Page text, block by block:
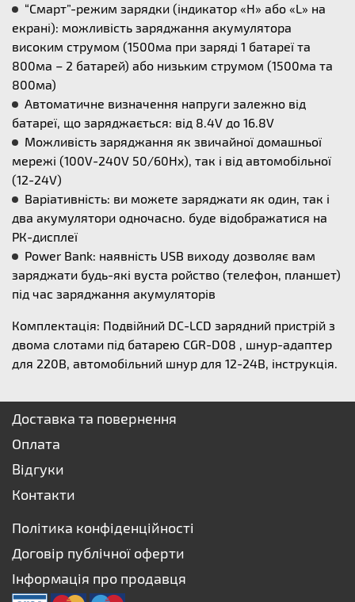
“Смарт”-режим зарядки (індикатор «Н» або «L» на
екрані): можливість заряджання акумулятора
високим струмом (1500ма при заряді 1 батареї та
800ма – 2 батарей) або низьким струмом (1500ма та
800ма)
Автоматичне визначення напруги залежно від
батареї, що заряджається: від 8.4V до 16.8V
Можливість заряджання як звичайної домашньої
мережі (100V-240V 50/60Hx), так і від автомобільної
(12-24V)
Варіативність: ви можете заряджати як один, так і
два акумулятори одночасно. буде відображатися на
РК-дисплеї
Power Bank: наявність USB виходу дозволяє вам
заряджати будь-які вуста ройство (телефон, планшет)
під час заряджання акумуляторів
Комплектація: Подвійний DC-LCD зарядний пристрій з
двома слотами під батарею CGR-D08 , шнур-адаптер
для 220В, автомобільний шнур для 12-24В, інструкція.
Доставка та повернення
Оплата
Відгуки
Контакти
Політика конфіденційності
Договір публічної оферти
Інформація про продавця